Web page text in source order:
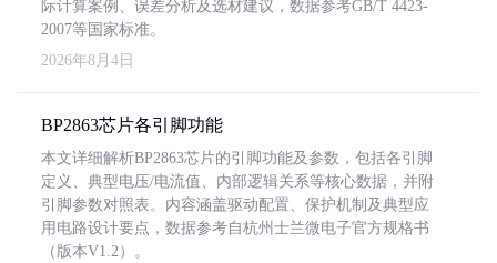
际计算案例、误差分析及选材建议，数据参考GB/T 4423-
2007等国家标准。
2026年8月4日
BP2863芯片各引脚功能
本文详细解析BP2863芯片的引脚功能及参数，包括各引脚
定义、典型电压/电流值、内部逻辑关系等核心数据，并附
引脚参数对照表。内容涵盖驱动配置、保护机制及典型应
用电路设计要点，数据参考自杭州士兰微电子官方规格书
（版本V1.2）。